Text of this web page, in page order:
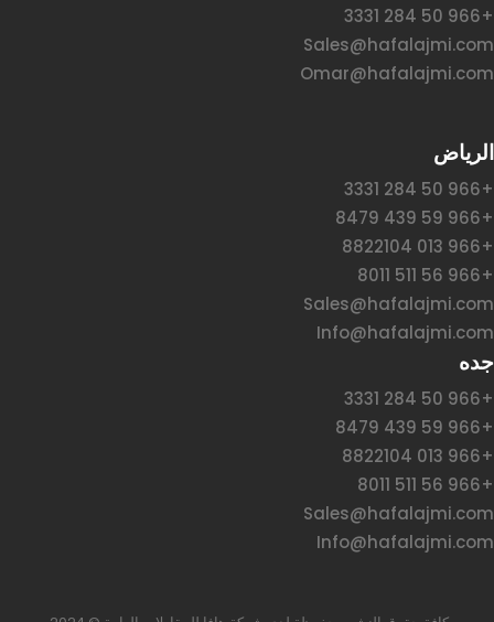
+966 50 284 3331
Sales@hafalajmi.com
Omar@hafalajmi.com
الرياض
+966 50 284 3331
+966 59 439 8479
+966 013 8822104
+966 56 511 8011
Sales@hafalajmi.com
Info@hafalajmi.com
جده
+966 50 284 3331
+966 59 439 8479
+966 013 8822104
+966 56 511 8011
Sales@hafalajmi.com
Info@hafalajmi.com